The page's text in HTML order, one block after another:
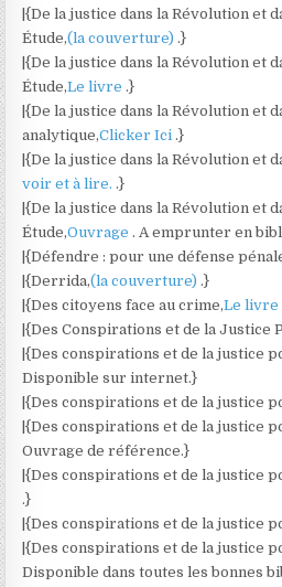
|{De la justice dans la Révolution et
Étude,(la couverture).}
|{De la justice dans la Révolution et
Étude,Le livre.}
|{De la justice dans la Révolution et
analytique,Clicker Ici.}
|{De la justice dans la Révolution et
voir et à lire..}
|{De la justice dans la Révolution et
Étude,Ouvrage. A emprunter en
|{Défendre : pour une défense
|{Derrida,(la couverture).}
|{Des citoyens face au crime,Le livre
|{Des Conspirations et de la Justice
|{Des conspirations et de la justice
Disponible sur internet.}
|{Des conspirations et de la justice
|{Des conspirations et de la justice
Ouvrage de référence.}
|{Des conspirations et de la justice
.}
|{Des conspirations et de la justice
|{Des conspirations et de la justice
Disponible dans toutes les bonnes